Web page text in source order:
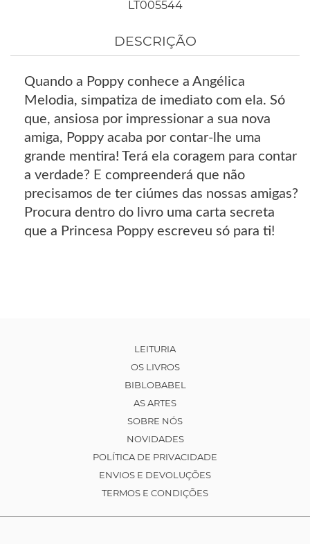
LT005544
DESCRIÇÃO
Quando a Poppy conhece a Angélica
Melodia, simpatiza de imediato com ela. Só
que, ansiosa por impressionar a sua nova
amiga, Poppy acaba por contar-lhe uma
grande mentira! Terá ela coragem para contar
a verdade? E compreenderá que não
precisamos de ter ciúmes das nossas amigas?
Procura dentro do livro uma carta secreta
que a Princesa Poppy escreveu só para ti!
LEITURIA
OS LIVROS
BIBLOBABEL
AS ARTES
SOBRE NÓS
NOVIDADES
POLÍTICA DE PRIVACIDADE
ENVIOS E DEVOLUÇÕES
TERMOS E CONDIÇÕES